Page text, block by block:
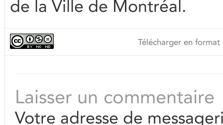
de la Ville de Montréal.
Télécharger en
Laisser un commentaire
Votre adresse de